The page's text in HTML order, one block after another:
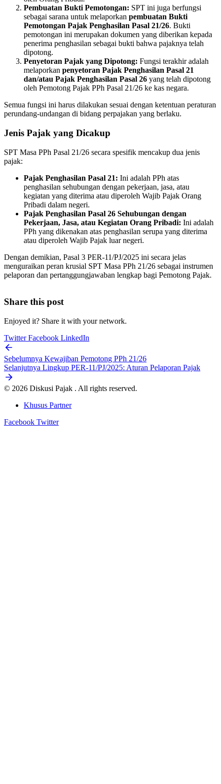
Pembuatan Bukti Pemotongan: SPT ini juga berfungsi
sebagai sarana untuk melaporkan pembuatan Bukti
Pemotongan Pajak Penghasilan Pasal 21/26. Bukti
pemotongan ini merupakan dokumen yang diberikan kepada
penerima penghasilan sebagai bukti bahwa pajaknya telah
dipotong.
Penyetoran Pajak yang Dipotong: Fungsi terakhir adalah
melaporkan penyetoran Pajak Penghasilan Pasal 21
dan/atau Pajak Penghasilan Pasal 26 yang telah dipotong
oleh Pemotong Pajak PPh Pasal 21/26 ke kas negara.
Semua fungsi ini harus dilakukan sesuai dengan ketentuan peraturan
perundang-undangan di bidang perpajakan yang berlaku.
Jenis Pajak yang Dicakup
SPT Masa PPh Pasal 21/26 secara spesifik mencakup dua jenis
pajak:
Pajak Penghasilan Pasal 21: Ini adalah PPh atas
penghasilan sehubungan dengan pekerjaan, jasa, atau
kegiatan yang diterima atau diperoleh Wajib Pajak Orang
Pribadi dalam negeri.
Pajak Penghasilan Pasal 26 Sehubungan dengan
Pekerjaan, Jasa, atau Kegiatan Orang Pribadi: Ini adalah
PPh yang dikenakan atas penghasilan serupa yang diterima
atau diperoleh Wajib Pajak luar negeri.
Dengan demikian, Pasal 3 PER-11/PJ/2025 ini secara jelas
menguraikan peran krusial SPT Masa PPh 21/26 sebagai instrumen
pelaporan dan pertanggungjawaban lengkap bagi Pemotong Pajak.
Share this post
Enjoyed it? Share it with your network.
TwitterFacebook LinkedIn
Sebelumnya Kewajiban Pemotong PPh 21/26
Selanjutnya Lingkup PER-11/PJ/2025: Aturan Pelaporan Pajak
© 2026 Diskusi Pajak . All rights reserved.
Khusus Partner
Facebook Twitter